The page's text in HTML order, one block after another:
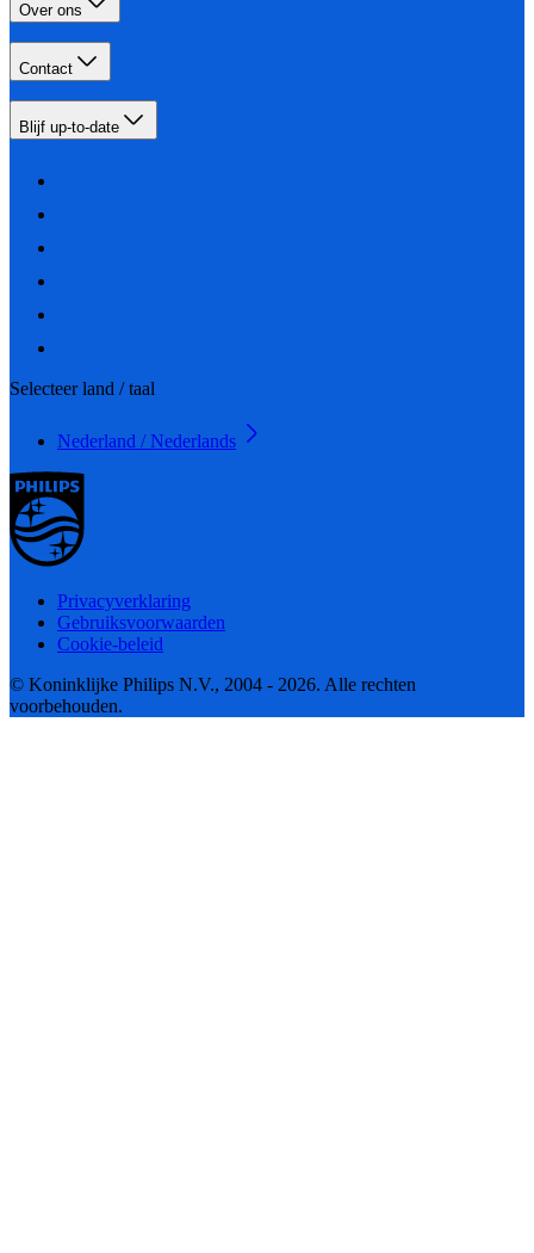
Over ons
Contact
Blijf up-to-date
Selecteer land / taal
Nederland / Nederlands
Privacyverklaring
Gebruiksvoorwaarden
Cookie-beleid
© Koninklijke Philips N.V., 2004 - 2026. Alle rechten
voorbehouden.